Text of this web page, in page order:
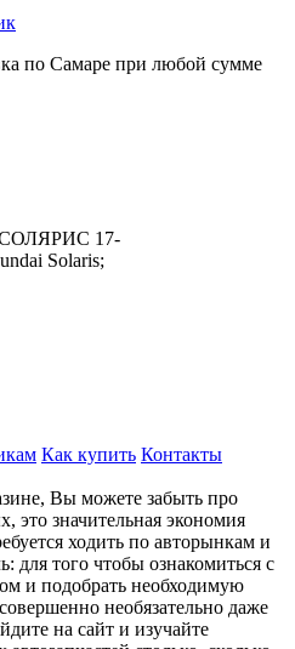
по Самаре при любой сумме
СОЛЯРИС 17-
Solaris;
Как купить Контакты
Вы можете забыть про
значительная экономия
ходить по авторынкам и
для того чтобы ознакомиться с
и подобрать необходимую
необязательно даже
на сайт и изучайте